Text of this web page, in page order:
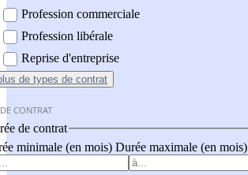
Profession commerciale
Profession libérale
Reprise d'entreprise
de types de contrat
CONTRAT
de contrat
minimale (en mois) Durée maximale (en mois)